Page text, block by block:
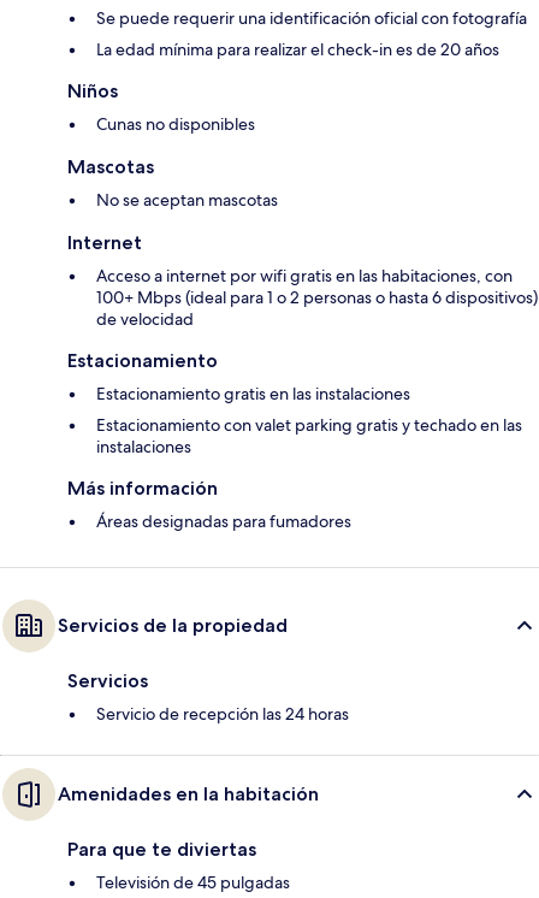
Se puede requerir una identificación oficial con fotografía
La edad mínima para realizar el check-in es de 20 años
Niños
Cunas no disponibles
Mascotas
No se aceptan mascotas
Internet
Acceso a internet por wifi gratis en las habitaciones, con
100+ Mbps (ideal para 1 o 2 personas o hasta 6 dispositivos)
de velocidad
Estacionamiento
Estacionamiento gratis en las instalaciones
Estacionamiento con valet parking gratis y techado en las
instalaciones
Más información
Áreas designadas para fumadores
Servicios de la propiedad
Servicios
Servicio de recepción las 24 horas
Amenidades en la habitación
Para que te diviertas
Televisión de 45 pulgadas